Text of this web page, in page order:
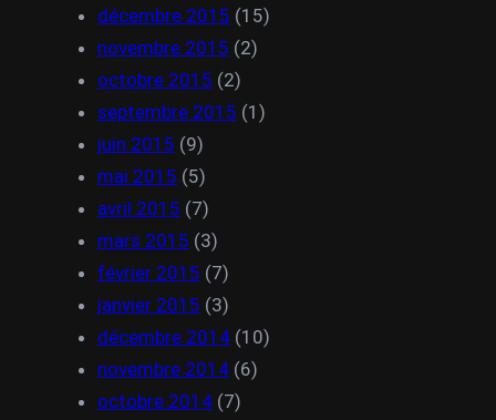
décembre 2015 (15)
novembre 2015 (2)
octobre 2015 (2)
septembre 2015 (1)
juin 2015 (9)
mai 2015 (5)
avril 2015 (7)
mars 2015 (3)
février 2015 (7)
janvier 2015 (3)
décembre 2014 (10)
novembre 2014 (6)
octobre 2014 (7)